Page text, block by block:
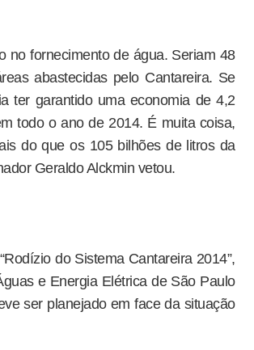
no fornecimento de água. Seriam 48
abastecidas pelo Cantareira. Se
ter garantido uma economia de 4,2
todo o ano de 2014. É muita coisa,
do que os 105 bilhões de litros da
Geraldo Alckmin vetou.
do Sistema Cantareira 2014”,
e Energia Elétrica de São Paulo
ser planejado em face da situação